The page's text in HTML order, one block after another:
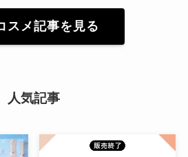
スメ記事を見る
人気記事